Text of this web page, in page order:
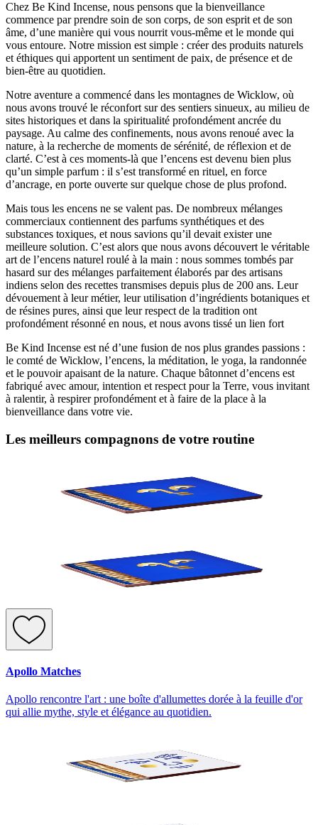
Chez Be Kind Incense, nous pensons que la bienveillance
commence par prendre soin de son corps, de son esprit et de son
âme, d’une manière qui vous nourrit vous-même et le monde qui
vous entoure. Notre mission est simple : créer des produits naturels
et éthiques qui apportent un sentiment de paix, de présence et de
bien-être au quotidien.
Notre aventure a commencé dans les montagnes de Wicklow, où
nous avons trouvé le réconfort sur des sentiers sinueux, au milieu de
sites historiques et dans la spiritualité profondément ancrée du
paysage. Au calme des confinements, nous avons renoué avec la
nature, à la recherche de moments de sérénité, de réflexion et de
clarté. C’est à ces moments-là que l’encens est devenu bien plus
qu’un simple parfum : il s’est transformé en rituel, en force
d’ancrage, en porte ouverte sur quelque chose de plus profond.
Mais tous les encens ne se valent pas. De nombreux mélanges
commerciaux contiennent des parfums synthétiques et des
substances toxiques, et nous savions qu’il devait exister une
meilleure solution. C’est alors que nous avons découvert le véritable
art de l’encens naturel roulé à la main : nous sommes tombés par
hasard sur des mélanges parfaitement élaborés par des artisans
indiens selon des recettes transmises depuis plus de 200 ans. Leur
dévouement à leur métier, leur utilisation d’ingrédients botaniques et
de résines pures, ainsi que leur respect de la tradition ont
profondément résonné en nous, et nous avons tissé un lien fort
Be Kind Incense est né d’une fusion de nos plus grandes passions :
le comté de Wicklow, l’encens, la méditation, le yoga, la randonnée
et le pouvoir apaisant de la nature. Chaque bâtonnet d’encens est
fabriqué avec amour, intention et respect pour la Terre, vous invitant
à ralentir, à respirer profondément et à faire de la place à la
bienveillance dans votre vie.
Les meilleurs compagnons de votre routine
Apollo Matches
Apollo rencontre l'art : une boîte d'allumettes dorée à la feuille d'or
qui allie mythe, style et élégance au quotidien.